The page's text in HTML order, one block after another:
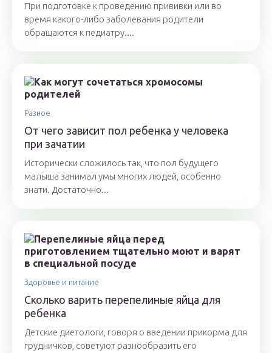
При подготовке к проведению прививки или во
время какого-либо заболевания родители
обращаются к педиатру....
Разное
От чего зависит пол ребенка у человека
при зачатии
Исторически сложилось так, что пол будущего
малыша занимал умы многих людей, особенно
знати. Достаточно...
Здоровье и питание
Сколько варить перепелиные яйца для
ребенка
Детские диетологи, говоря о введении прикорма для
грудничков, советуют разнообразить его